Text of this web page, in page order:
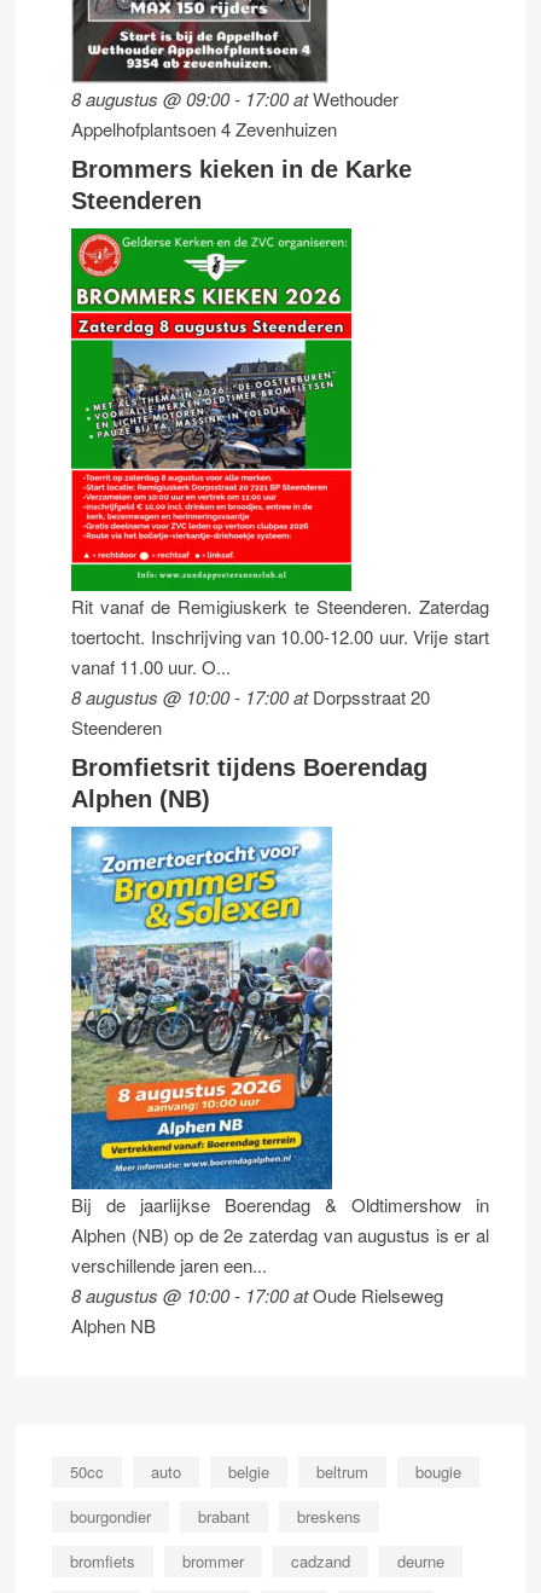
8 augustus @ 09:00- 17:00atWethouder
Appelhofplantsoen 4 Zevenhuizen
Brommers kieken in de Karke
Steenderen
Rit vanaf de Remigiuskerk te Steenderen. Zaterdag
toertocht. Inschrijving van 10.00-12.00 uur. Vrije start
vanaf 11.00 uur. O...
8 augustus @ 10:00- 17:00atDorpsstraat 20
Steenderen
Bromfietsrit tijdens Boerendag
Alphen (NB)
Bij de jaarlijkse Boerendag & Oldtimershow in
Alphen (NB) op de 2e zaterdag van augustus is er al
verschillende jaren een...
8 augustus @ 10:00- 17:00atOude Rielseweg
Alphen NB
50cc auto belgie beltrum
bougie
bourgondier
brabant
breskens
bromfiets
brommer cadzand
deurne